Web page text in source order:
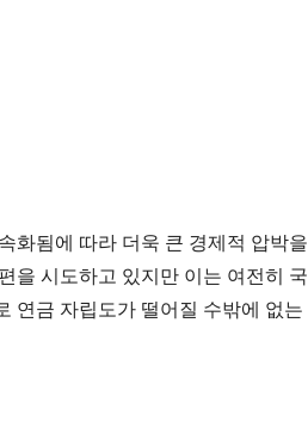
화됨에 따라 더욱 큰 경제적 압박
을 시도하고 있지만 이는 여전히
연금 자립도가 떨어질 수밖에 없